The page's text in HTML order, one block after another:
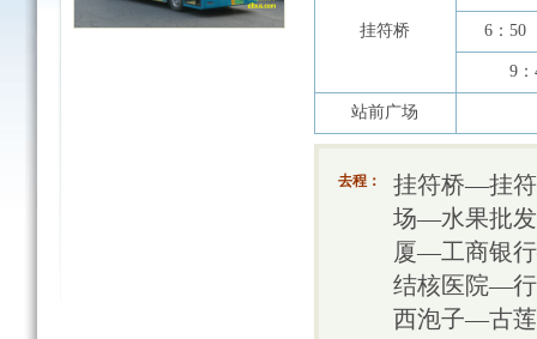
挂符桥 6：50
9
站前广场
去程：
挂符桥—挂
场—水果批
厦—工商银
结核医院—
西泡子—古